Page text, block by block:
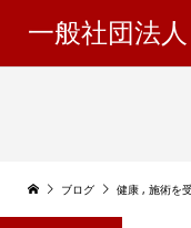
一般社団法
ブログ 健康 , 施術を